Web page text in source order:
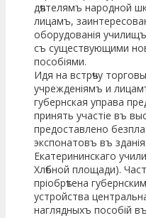
дѣятелямъ народной
лицамъ,
оборудованія
съ существующими
пособіями.
Идя на встрѣчу
учрежденіямъ и
губернская управа
принять участіе въ
предоставлено
экспонатовъ въ
Екатерининскаго
Хлѣбной пло­щади).
пріобрѣтена
устройства
наглядныхъ пособій